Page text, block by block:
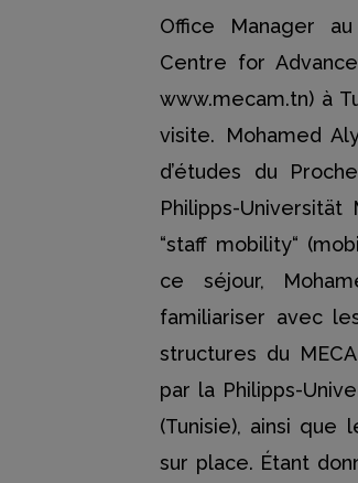
Office Manager
Centre for
www.mecam.tn) à
visite. Mohamed
d’études du
Philipps-
“staff mobility“
ce séjour,
familiariser avec
structures du
par la Philipps-
(Tunisie), ainsi que
sur place. Étant